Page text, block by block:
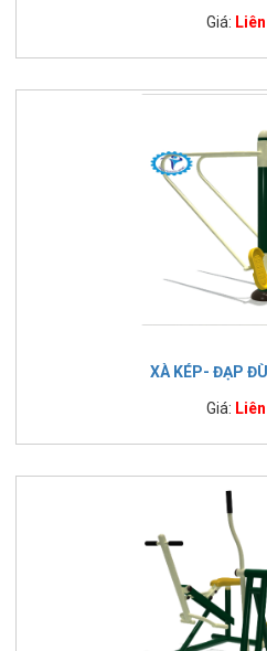
Giá:
XÀ KÉP- ĐẠP
Giá: